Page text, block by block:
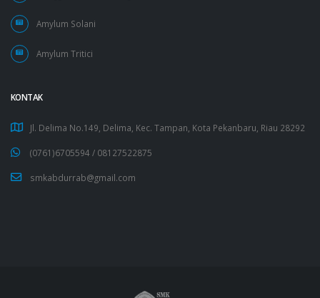
Amylum Solani
Amylum Tritici
KONTAK
Jl. Delima No.149, Delima, Kec. Tampan, Kota Pekanbaru, Riau 28292
(0761)6705594 / 08127522875
smkabdurrab@gmail.com